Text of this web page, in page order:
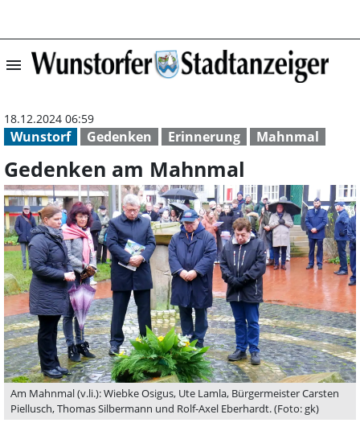
menu Gedenken am
Wunstorf Gedenken Erinnerung Mahnmal
18.12.2024 06:59
Gedenken am Mahnmal
Am Mahnmal (v.li.): Wiebke Osigus, Ute Lamla, Bürgermeister Carsten
Piellusch, Thomas Silbermann und Rolf-Axel Eberhardt. (Foto: gk)